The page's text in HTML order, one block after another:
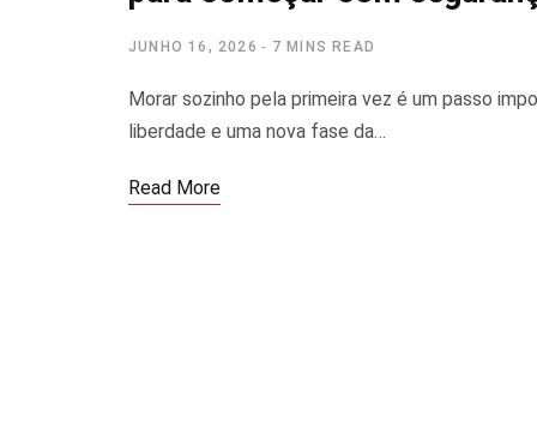
JUNHO 16, 2026 7 MINS READ
Morar sozinho pela primeira vez é um passo
liberdade e uma nova fase da…
Read More